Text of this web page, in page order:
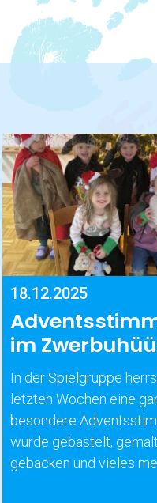
18.12.2025
im
In der Spielgruppe
letzten Wochen eine
besondere
wurde gebastelt,
gebacken und vieles